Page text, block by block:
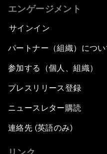
エンゲージメント
サインイン
パートナー（組織）につい
参加する（個人、組織）
プレスリリース登録
ニュースレター購読
連絡先 (英語のみ)